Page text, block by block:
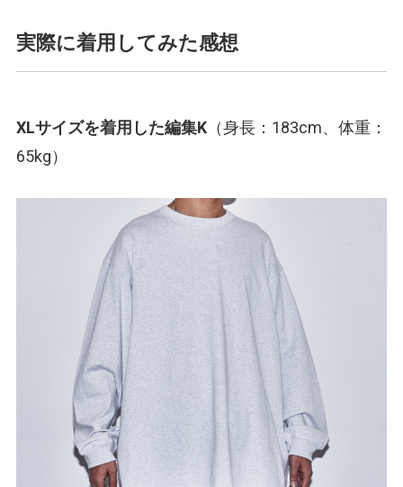
実際に着用してみた感想
XLサイズを着用した編集K （身長：183cm、体重：
65kg）